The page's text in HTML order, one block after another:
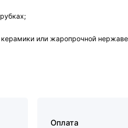
керамики или жаропрочной
Оплата